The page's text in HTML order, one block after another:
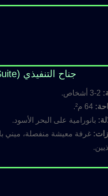
جناح التنفيذي (Executive Suite)
بانورامية على البحر الأسود.
غرفة معيشة منفصلة، ميني